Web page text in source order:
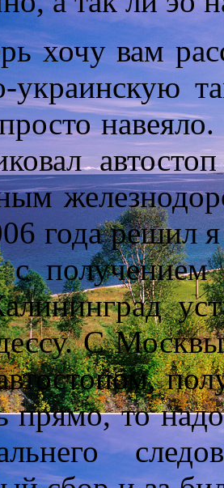
хочу вам
украинскую
года решил
получением
С Москвы
прямо, то